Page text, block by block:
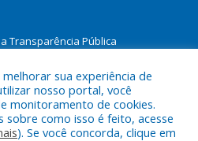
Transparência Pública
a Prefeitura Municipal de
sua experiência de
nosso portal, você
monitoramento de cookies.
sobre como isso é feito, acesse
). Se você concorda, clique em